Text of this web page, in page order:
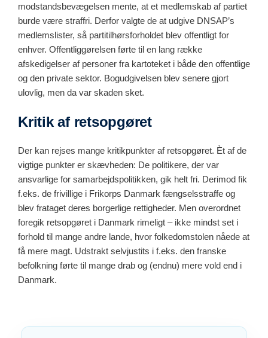
modstandsbevægelsen mente, at et medlemskab af partiet
burde være straffri. Derfor valgte de at udgive DNSAP’s
medlemslister, så partitilhørsforholdet blev offentligt for
enhver. Offentliggørelsen førte til en lang række
afskedigelser af personer fra kartoteket i både den offentlige
og den private sektor. Bogudgivelsen blev senere gjort
ulovlig, men da var skaden sket.
Kritik af retsopgøret
Der kan rejses mange kritikpunkter af retsopgøret. Èt af de
vigtige punkter er skævheden: De politikere, der var
ansvarlige for samarbejdspolitikken, gik helt fri. Derimod fik
f.eks. de frivillige i Frikorps Danmark fængselsstraffe og
blev frataget deres borgerlige rettigheder. Men overordnet
foregik retsopgøret i Danmark rimeligt – ikke mindst set i
forhold til mange andre lande, hvor folkedomstolen nåede at
få mere magt. Udstrakt selvjustits i f.eks. den franske
befolkning førte til mange drab og (endnu) mere vold end i
Danmark.